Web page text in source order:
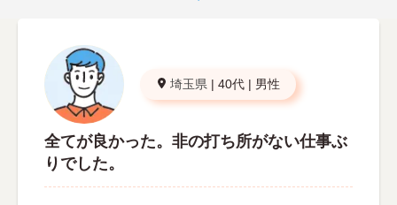
埼玉県 | 40代 | 男性
全てが良かった。非の打ち所がない仕事ぶ
りでした。